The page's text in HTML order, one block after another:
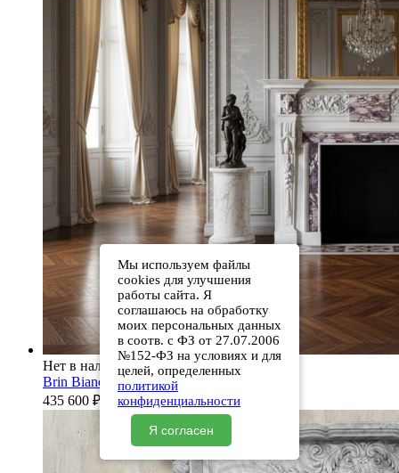
Нет в наличии
Brin Bianco Extra
435 600 ₽
Мы используем файлы
cookies для улучшения
работы сайта. Я
соглашаюсь на обработку
моих персональных данных
в соотв. с ФЗ от 27.07.2006
№152-ФЗ на условиях и для
целей, определенных
политикой
конфиденциальности
Я согласен